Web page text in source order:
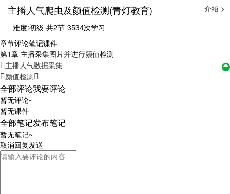
介绍 >
主播人气爬虫及颜值检测(青灯教育)
难度:初级 共2节 3534次学习
章节评论笔记课件
第1章 主播采集图片并进行颜值检测
主播人气数据采集
颜值检测
全部评论我要评论
暂无评论~
暂无课件
全部笔记发布笔记
暂无笔记~
取消回复发送